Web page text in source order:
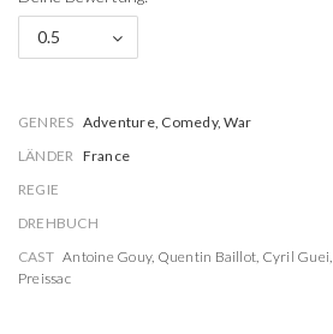
0.5
GENRES Adventure, Comedy, War
LÄNDER France
REGIE
DREHBUCH
CAST Antoine Gouy, Quentin Baillot, Cyril Guei,
Preissac